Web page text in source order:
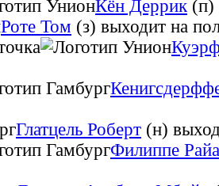
Кён Деррик (п)
Роте Том (з) выходит на
Глатцель Роберт (н)
Филиппе